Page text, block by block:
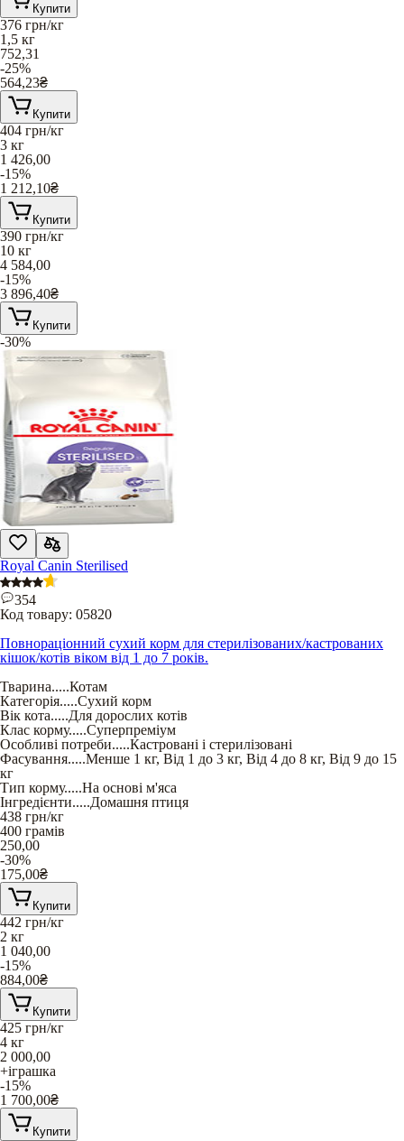
Купити
376 грн/кг
1,5 кг
752,31
-25%
564,23₴
Купити
404 грн/кг
3 кг
1 426,00
-15%
1 212,10₴
Купити
390 грн/кг
10 кг
4 584,00
-15%
3 896,40₴
Купити
-30%
Royal Canin Sterilised
354
Код товару: 05820
Повнораціонний сухий корм для стерилізованих/кастрованих
кішок/котів віком від 1 до 7 років.
Тварина.....Котам
Категорія.....Сухий корм
Вік кота.....Для дорослих котів
Клас корму.....Суперпреміум
Особливі потреби.....Кастровані і стерилізовані
Фасування.....Менше 1 кг, Від 1 до 3 кг, Від 4 до 8 кг, Від 9 до 15
кг
Тип корму.....На основі м'яса
Інгредієнти.....Домашня птиця
438 грн/кг
400 грамів
250,00
-30%
175,00₴
Купити
442 грн/кг
2 кг
1 040,00
-15%
884,00₴
Купити
425 грн/кг
4 кг
2 000,00
+іграшка
-15%
1 700,00₴
Купити